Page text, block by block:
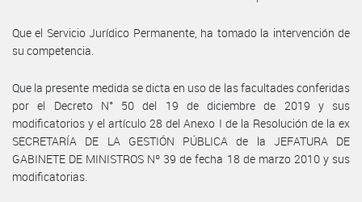
Que el Servicio Jurídico Permanente, ha tomado la intervención de
su competencia.
Que la presente medida se dicta en uso de las facultades conferidas
por el Decreto N° 50 del 19 de diciembre de 2019 y sus
modificatorios y el artículo 28 del Anexo I de la Resolución de la ex
SECRETARÍA DE LA GESTIÓN PÚBLICA de la JEFATURA DE
GABINETE DE MINISTROS Nº 39 de fecha 18 de marzo 2010 y sus
modificatorias.